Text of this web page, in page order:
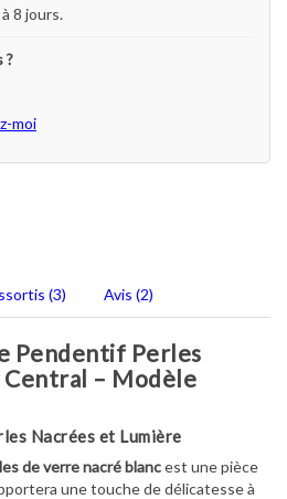
8 jours.
?
moi
(3) Avis (2)
Pendentif Perles
Central – Modèle
Nacrées et Lumière
de verre nacré blancest une pièce
une touche de délicatesse à